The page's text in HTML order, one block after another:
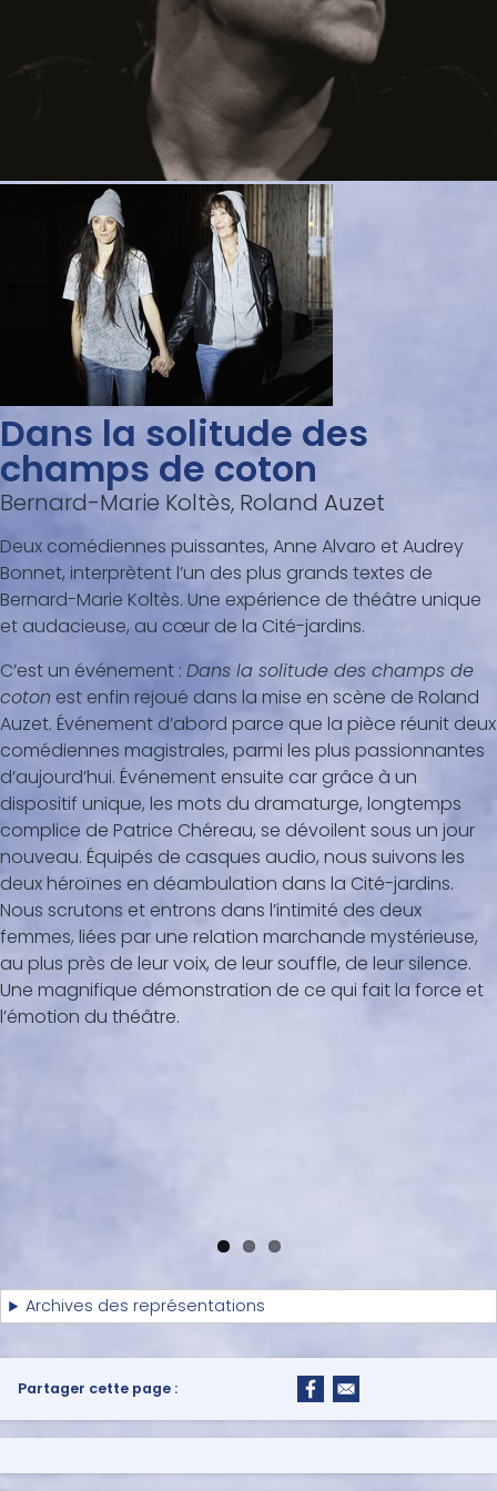
Dans la solitude des
champs de coton
Bernard-Marie Koltès, Roland Auzet
Deux comédiennes puissantes, Anne Alvaro et Audrey
Bonnet, interprètent l’un des plus grands textes de
Bernard-Marie Koltès. Une expérience de théâtre unique
et audacieuse, au cœur de la Cité-jardins.
C’est un événement : Dans la solitude des champs de
coton est enfin rejoué dans la mise en scène de Roland
Auzet. Événement d’abord parce que la pièce réunit deux
comédiennes magistrales, parmi les plus passionnantes
d’aujourd’hui. Événement ensuite car grâce à un
dispositif unique, les mots du dramaturge, longtemps
complice de Patrice Chéreau, se dévoilent sous un jour
nouveau. Équipés de casques audio, nous suivons les
deux héroïnes en déambulation dans la Cité-jardins.
Nous scrutons et entrons dans l’intimité des deux
femmes, liées par une relation marchande mystérieuse,
au plus près de leur voix, de leur souffle, de leur silence.
Une magnifique démonstration de ce qui fait la force et
l’émotion du théâtre.
Archives des représentations
Partager cette page :